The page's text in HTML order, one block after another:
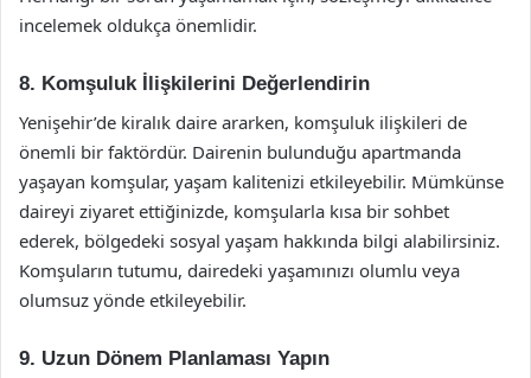
incelemek oldukça önemlidir.
8. Komşuluk İlişkilerini Değerlendirin
Yenişehir’de kiralık daire ararken, komşuluk ilişkileri de
önemli bir faktördür. Dairenin bulunduğu apartmanda
yaşayan komşular, yaşam kalitenizi etkileyebilir. Mümkünse
daireyi ziyaret ettiğinizde, komşularla kısa bir sohbet
ederek, bölgedeki sosyal yaşam hakkında bilgi alabilirsiniz.
Komşuların tutumu, dairedeki yaşamınızı olumlu veya
olumsuz yönde etkileyebilir.
9. Uzun Dönem Planlaması Yapın